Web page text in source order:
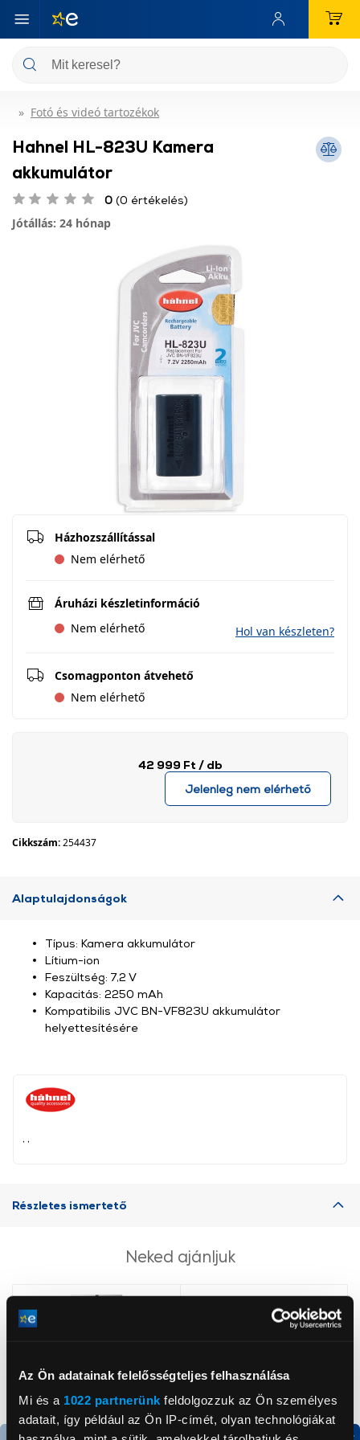
Az Ön adatainak felelősségteljes felhasználása
Mi és a 1022 partnerünk feldolgozzuk az Ön személyes
adatait, így például az Ön IP-címét, olyan technológiákat
Fotó és videó tartozékok
Hahnel HL-823U Kamera
akkumulátor
0 (0 értékelés)
Jótállás: 24 hónap
Házhozszállítással
Nem elérhető
Áruházi készletinformáció
Nem elérhető
Hol van készleten?
Csomagponton átvehető
Nem elérhető
42 999 Ft / db
Jelenleg nem elérhető
Cikkszám:254437
Alaptulajdonságok
Típus: Kamera akkumulátor
Lítium-ion
Feszültség: 7,2 V
Kapacitás: 2250 mAh
Kompatibilis JVC BN-VF823U akkumulátor
helyettesítésére
Részletes ismertető
Neked ajánljuk